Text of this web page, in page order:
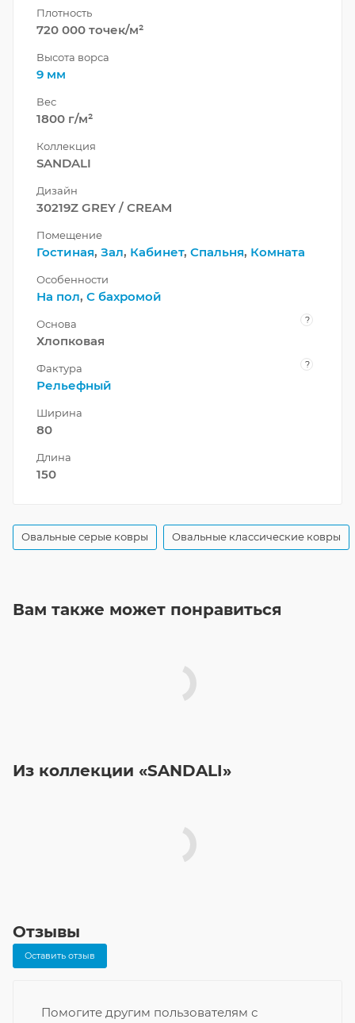
Плотность
720 000 точек/м²
Высота ворса
9 мм
Вес
1800 г/м²
Коллекция
SANDALI
Дизайн
30219Z GREY / CREAM
Помещение
Гостиная, Зал, Кабинет, Спальня, Комната
Особенности
На пол, С бахромой
Основа ?
Хлопковая
Фактура ?
Рельефный
Ширина
80
Длина
150
Овальные серые ковры Овальные классические ковры
Вам также может понравиться
Из коллекции «SANDALI»
Отзывы
Оставить отзыв
Помогите другим пользователям с